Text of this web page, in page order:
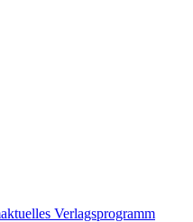
aktuelles Verlagsprogramm